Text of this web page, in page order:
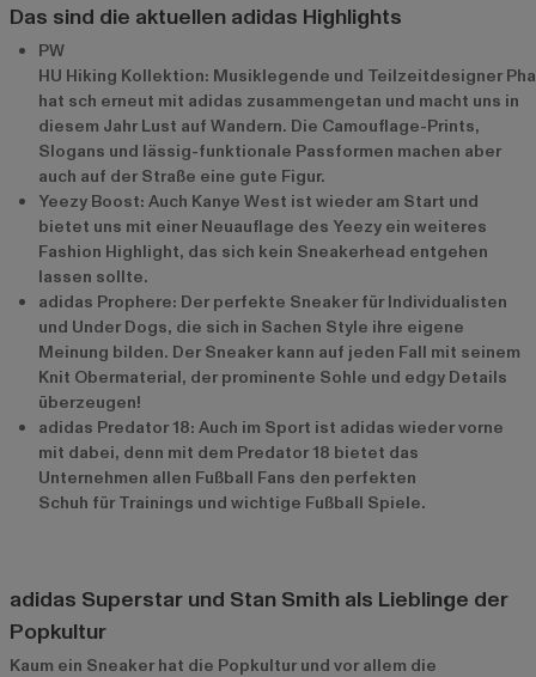
Das sind die aktuellen adidas Highlights
PW
HU Hiking Kollektion: Musiklegende und Teilzeitdesigner
hat sch erneut mit adidas zusammengetan und macht uns in
diesem Jahr Lust auf Wandern. Die Camouflage-Prints,
Slogans und lässig-funktionale Passformen machen aber
auch auf der Straße eine gute Figur.
Yeezy Boost: Auch Kanye West ist wieder am Start und
bietet uns mit einer Neuauflage des Yeezy ein weiteres
Fashion Highlight, das sich kein Sneakerhead entgehen
lassen sollte.
adidas Prophere: Der perfekte Sneaker für Individualisten
und Under Dogs, die sich in Sachen Style ihre eigene
Meinung bilden. Der Sneaker kann auf jeden Fall mit seinem
Knit Obermaterial, der prominente Sohle und edgy Details
überzeugen!
adidas Predator 18: Auch im Sport ist adidas wieder vorne
mit dabei, denn mit dem Predator 18 bietet das
Unternehmen allen Fußball Fans den perfekten
Schuh für Trainings und wichtige Fußball Spiele.
adidas Superstar und Stan Smith als Lieblinge der
Popkultur
Kaum ein Sneaker hat die Popkultur und vor allem die